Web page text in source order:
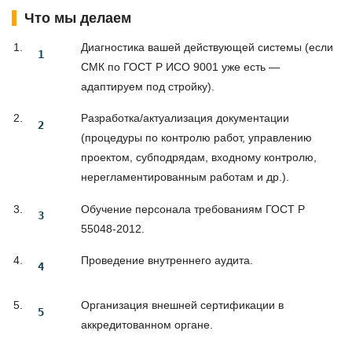
Что мы делаем
Диагностика вашей действующей системы (если
СМК по ГОСТ Р ИСО 9001 уже есть —
адаптируем под стройку).
Разработка/актуализация документации
(процедуры по контролю работ, управлению
проектом, субподрядам, входному контролю,
нерегламентированным работам и др.).
Обучение персонала требованиям ГОСТ Р
55048-2012.
Проведение внутреннего аудита.
Организация внешней сертификации в
аккредитованном органе.